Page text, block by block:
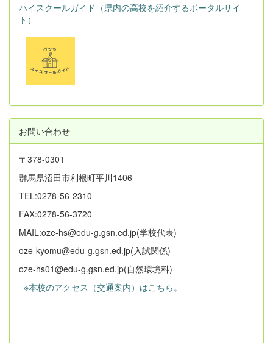
ハイスクールガイド（県内の高校を紹介するポータルサイ
ト）
お問い合わせ
〒378-0301
群馬県沼田市利根町平川1406
TEL:0278-56-2310
FAX:0278-56-3720
MAIL:oze-hs@edu-g.gsn.ed.jp(学校代表)
oze-kyomu@edu-g.gsn.ed.jp(入試関係)
oze-hs01@edu-g.gsn.ed.jp(自然環境科)
※本校のアクセス（交通案内）はこちら。